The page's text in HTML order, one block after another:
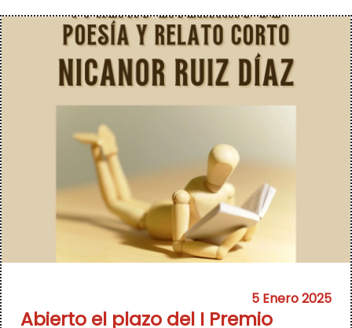
5 Enero 2025
Abierto el plazo del I Premio